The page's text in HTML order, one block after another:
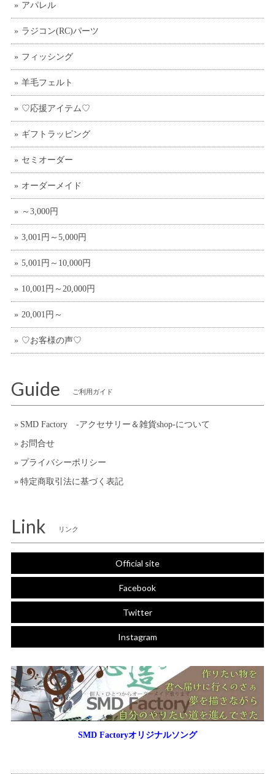
アパレル
ラジコン(RC)パーツ
フィッシング
羊毛フェルト
♡応援アイテム♡
ギフトラッピング
セミオーダー
オーダーメイド
～3,000円
3,001円～5,000円
5,001円～10,000円
10,001円～20,000円
20,001円～
♡お客様の声♡
Guide ご利用ガイド
SMD Factory -アクセサリー＆雑貨shop-について
お問合せ
プライバシーポリシー
特定商取引法に基づく表記
Link リンク
Official site
Facebook
Twitter
Instagram
SMD Factoryオリジナルソング